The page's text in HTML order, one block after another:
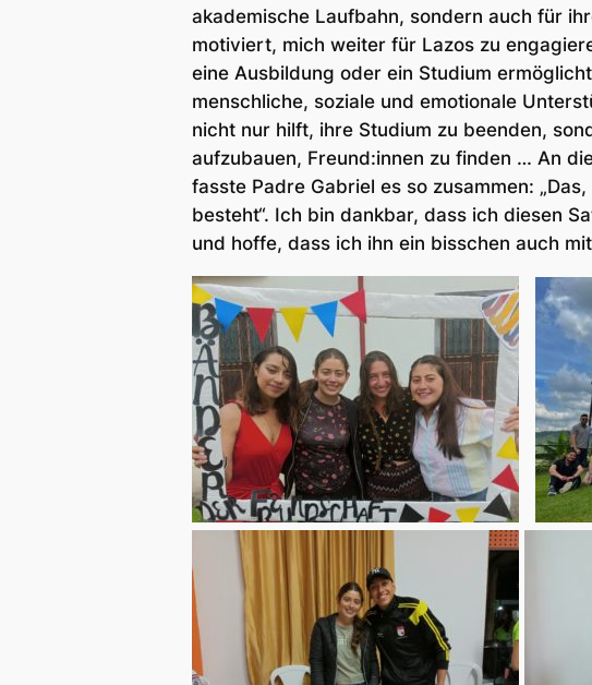
akademische Laufbahn, sondern auch für
motiviert, mich weiter für Lazos zu
eine Ausbildung oder ein Studium
menschliche, soziale und emotionale
nicht nur hilft, ihre Studium zu beenden,
aufzubauen, Freund:innen zu finden … An
fasste Padre Gabriel es so zusammen:
besteht“. Ich bin dankbar, dass ich diesen
und hoffe, dass ich ihn ein bisschen auch